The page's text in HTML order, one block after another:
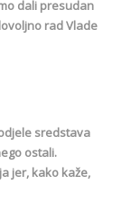
dali presudan
rad Vlade
sredstava
ostali.
jer, kako kaže,